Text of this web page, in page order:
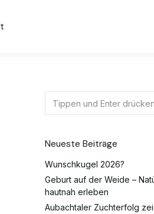
Neueste Beiträge
Wunschkugel 2026?
Geburt auf der Weide –
hautnah erleben
Aubachtaler Zuchterfolg